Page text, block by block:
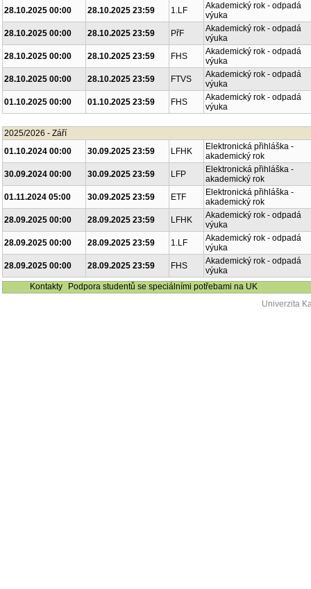
28.10.2025 00:00
28.10.2025 23:59 1.LF
Akademický rok - odpadá
výuka
28.10.2025 00:00
28.10.2025 23:59 PřF
Akademický rok - odpadá
výuka
28.10.2025 00:00
28.10.2025 23:59 FHS
Akademický rok - odpadá
výuka
28.10.2025 00:00
28.10.2025 23:59 FTVS
Akademický rok - odpadá
výuka
01.10.2025 00:00
01.10.2025 23:59 FHS
Akademický rok - odpadá
výuka
2025/2026 - Září
01.10.2024 00:00
30.09.2025 23:59 LFHK
Elektronická přihláška -
akademický rok
30.09.2024 00:00
30.09.2025 23:59 LFP
Elektronická přihláška -
akademický rok
01.11.2024 05:00
30.09.2025 23:59 ETF
Elektronická přihláška -
akademický rok
28.09.2025 00:00
28.09.2025 23:59 LFHK
Akademický rok - odpadá
výuka
28.09.2025 00:00
28.09.2025 23:59 1.LF
Akademický rok - odpadá
výuka
28.09.2025 00:00
28.09.2025 23:59 FHS
Akademický rok - odpadá
výuka
Kontakty
Podpora studentů se speciálními potřebami na UK
Univerzita